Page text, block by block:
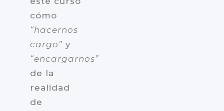
cómo
“hacernos
cargo” y
“encargarnos”
de la
realidad
de